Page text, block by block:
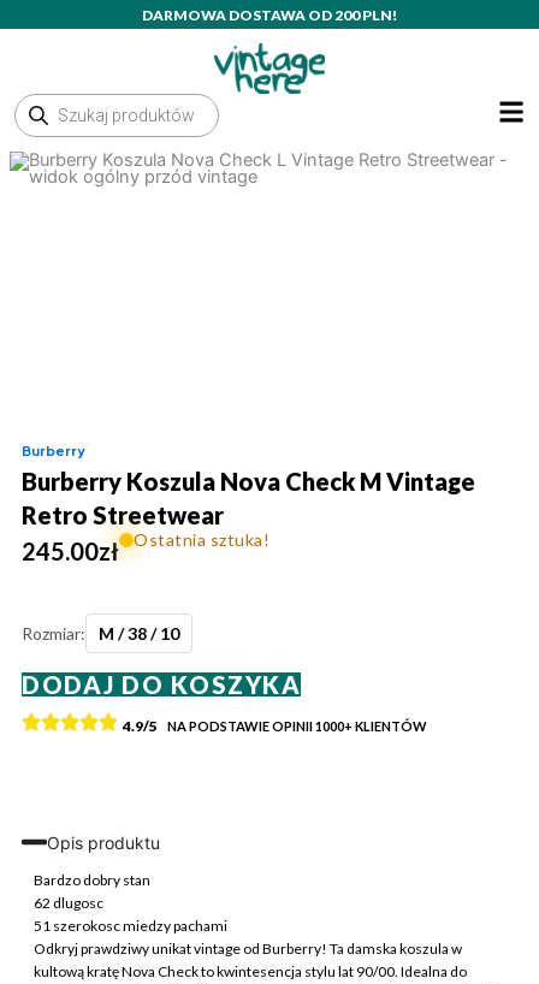
DARMOWA DOSTAWA OD 200 PLN!
Wyszukiwarka
produktów
Burberry
Burberry Koszula Nova Check M Vintage
Retro Streetwear
245.00zł Ostatnia sztuka!
Rozmiar:
M / 38 / 10
Burberry
Koszula
Nova
Retro
Streetwear
DODAJ DO KOSZYKA
4.9/5 NA PODSTAWIE OPINII1000+ KLIENTÓW
Opis produktu
Bardzo dobry stan
62 dlugosc
51 szerokosc miedzy pachami
Odkryj prawdziwy unikat vintage od Burberry! Ta damska koszula w
kultową kratę Nova Check to kwintesencja stylu lat 90/00. Idealna do